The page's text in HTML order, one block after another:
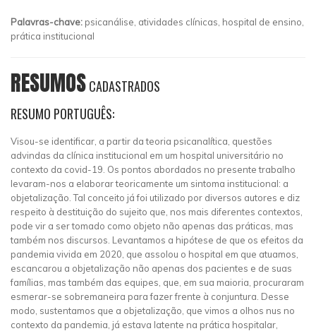
Palavras-chave:psicanálise, atividades clínicas, hospital de ensino,
prática institucional
RESUMOSCADASTRADOS
RESUMO PORTUGUÊS:
Visou-se identificar, a partir da teoria psicanalítica, questões
advindas da clínica institucional em um hospital universitário no
contexto da covid-19. Os pontos abordados no presente trabalho
levaram-nos a elaborar teoricamente um sintoma institucional: a
objetalização. Tal conceito já foi utilizado por diversos autores e diz
respeito à destituição do sujeito que, nos mais diferentes contextos,
pode vir a ser tomado como objeto não apenas das práticas, mas
também nos discursos. Levantamos a hipótese de que os efeitos da
pandemia vivida em 2020, que assolou o hospital em que atuamos,
escancarou a objetalização não apenas dos pacientes e de suas
famílias, mas também das equipes, que, em sua maioria, procuraram
esmerar-se sobremaneira para fazer frente à conjuntura. Desse
modo, sustentamos que a objetalização, que vimos a olhos nus no
contexto da pandemia, já estava latente na prática hospitalar,